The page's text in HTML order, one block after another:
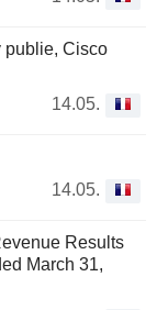
publie, Cisco
14.05.
14.05.
Results
March 31,